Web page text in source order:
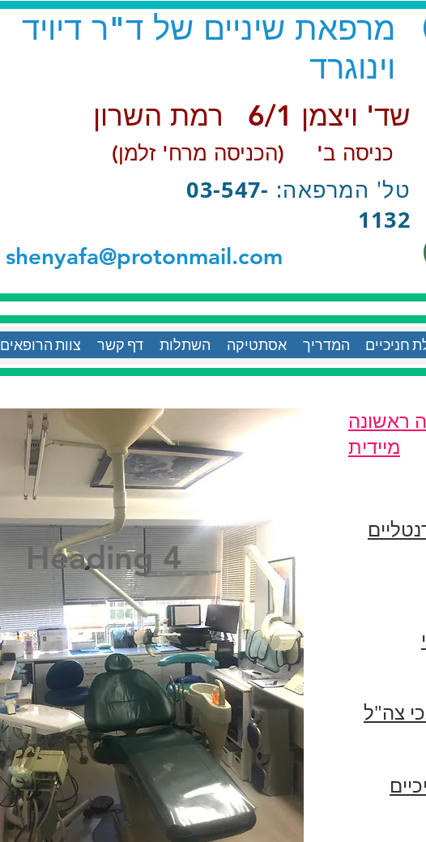
מרפאת שיניים של ד"ר דיויד
וינוגרד
שד' ויצמן 6/1 רמת השרון
(כניסה ב' (הכניסה מרח' זלמן
טל' המרפאה: 03-547-
1132
shenyafa@protonmail.com
צוות הרופאים דף קשר השתלות אסתטיקה המדריך חניכיים
Heading 4
ראשונה
מיידית
צה"ל